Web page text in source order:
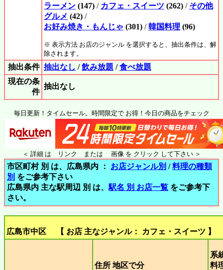
ラーメン (147) / カフェ・スイーツ (262) / その他
グルメ (42) /
お好み焼き・もんじゃ (301) /韓国料理 (96)
※ 表示方法 お店のジャンル を選択すると、抽出条件は、解
除されます。
抽出条件 抽出なし /飲み放題 /食べ放題
現在の条
件
抽出なし
毎日更新！タイムセール。時間限定で お得！今日の商品をチェック
＜ 詳細 は リンク または 画像 を クリック して下さい ＞
市区町村 別 は、広島県内 ： お店ジャンル別 /料理の種類
別 をご参考下さい
広島県内 主な駅周辺 別 は、駅名 別 お店一覧 をご参考下
さい。
広島市中区 【 お店 主なジャンル： カフェ・スイーツ 】
住所 地区で分
系
料